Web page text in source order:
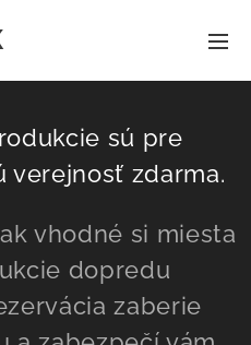
sú pre
verejnosť zdarma.
vhodné si miesta
dopredu
zaberie